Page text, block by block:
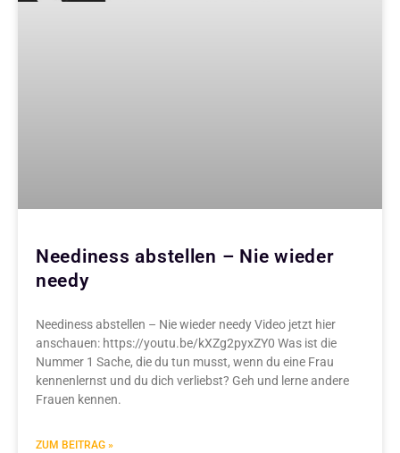
Neediness abstellen – Nie wieder
needy
Neediness abstellen – Nie wieder needy Video jetzt hier
anschauen: https://youtu.be/kXZg2pyxZY0 Was ist die
Nummer 1 Sache, die du tun musst, wenn du eine Frau
kennenlernst und du dich verliebst? Geh und lerne andere
Frauen kennen.
ZUM BEITRAG »